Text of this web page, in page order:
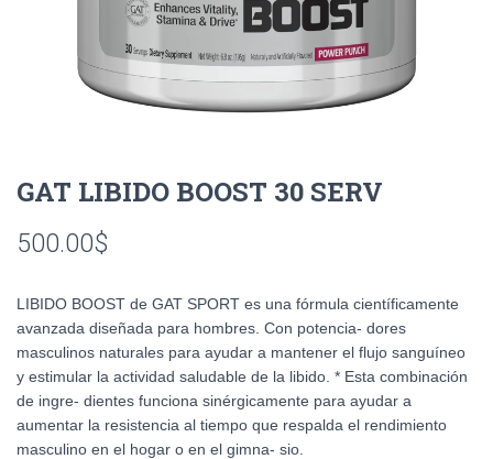
GAT LIBIDO BOOST 30 SERV
500.00$
LIBIDO BOOST de GAT SPORT es una fórmula científicamente
avanzada diseñada para hombres. Con potencia- dores
masculinos naturales para ayudar a mantener el flujo sanguíneo
y estimular la actividad saludable de la libido. * Esta combinación
de ingre- dientes funciona sinérgicamente para ayudar a
aumentar la resistencia al tiempo que respalda el rendimiento
masculino en el hogar o en el gimna- sio.